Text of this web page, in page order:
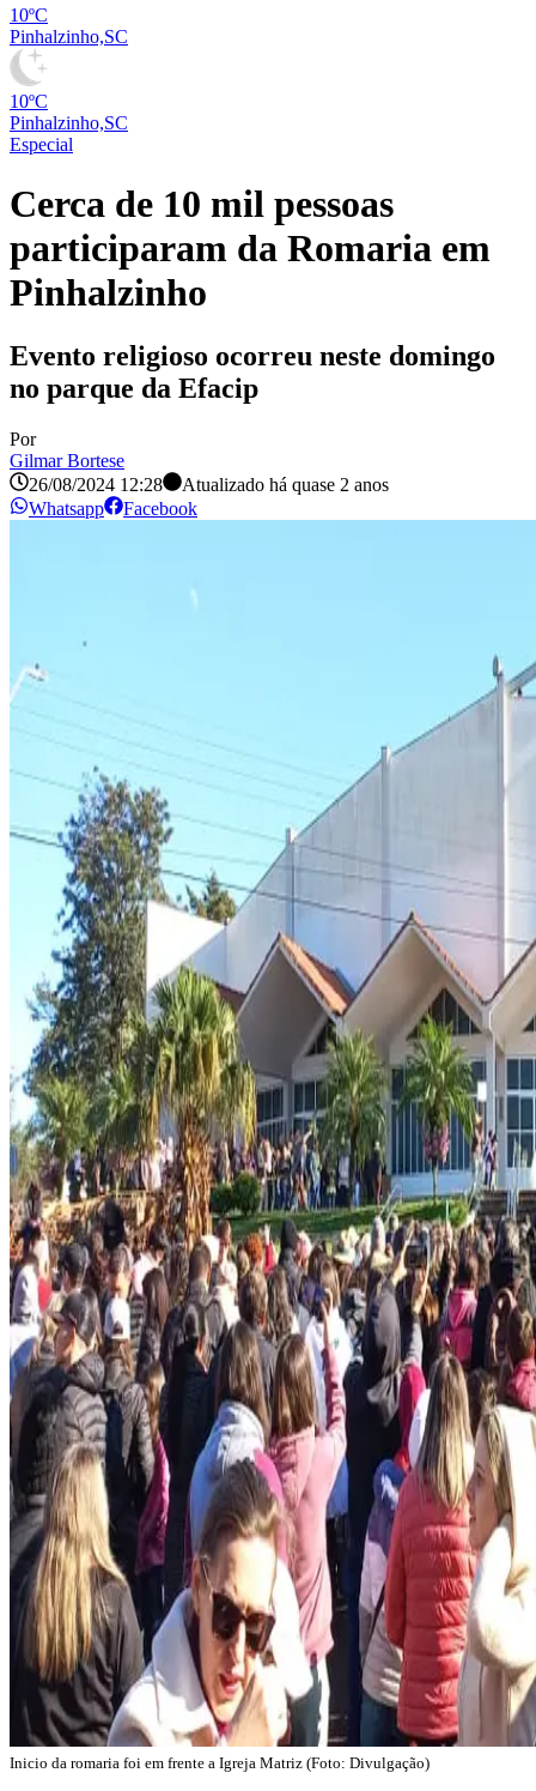
10ºC
Pinhalzinho,SC
10ºC
Pinhalzinho,SC
Especial
Cerca de 10 mil pessoas
participaram da Romaria em
Pinhalzinho
Evento religioso ocorreu neste domingo
no parque da Efacip
Por
Gilmar Bortese
26/08/2024 12:28
Atualizado há quase 2 anos
Whatsapp
Facebook
Inicio da romaria foi em frente a Igreja Matriz (Foto: Divulgação)